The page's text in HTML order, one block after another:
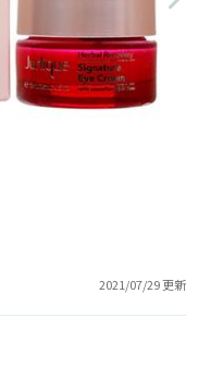
2021/07/29 更新